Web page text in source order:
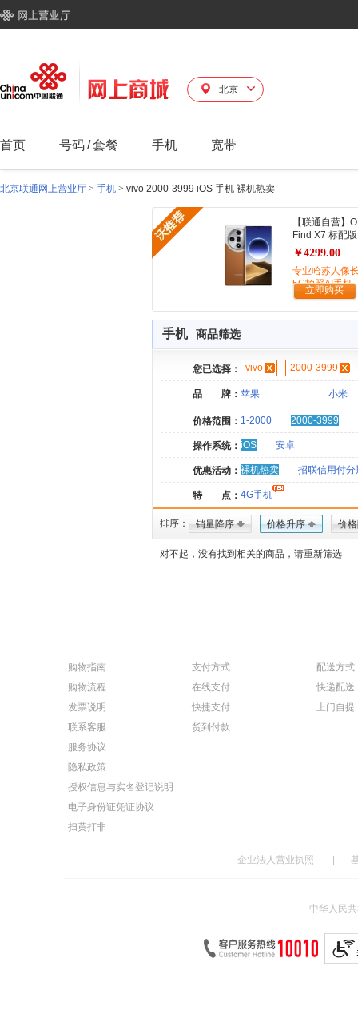
北京
首页 号码/套餐 手机 宽带
北京联通网上营业厅 > 手机 > vivo 2000-3999 iOS 手机 裸机热卖
【联通自营】
Find X7 标配版
￥4299.00
专业哈苏人像
5G拍照AI手机
立即购买
手机 商品筛选
您已选择： vivo 2000-3999
品 牌： 苹果 小米
价格范围： 1-2000 2000-3999
操作系统： iOS 安卓
优惠活动： 裸机热卖 招联信用付分
特 点： 4G手机
排序： 销量降序 价格升序 价
对不起，没有找到相关的商品，请重新筛选
购物指南
购物流程
发票说明
联系客服
服务协议
隐私政策
授权信息与实名登记说明
电子身份证凭证协议
扫黄打非
支付方式
在线支付
快捷支付
货到付款
配送方式
快递配送
上门自提
企业法人营业执照
中华人民